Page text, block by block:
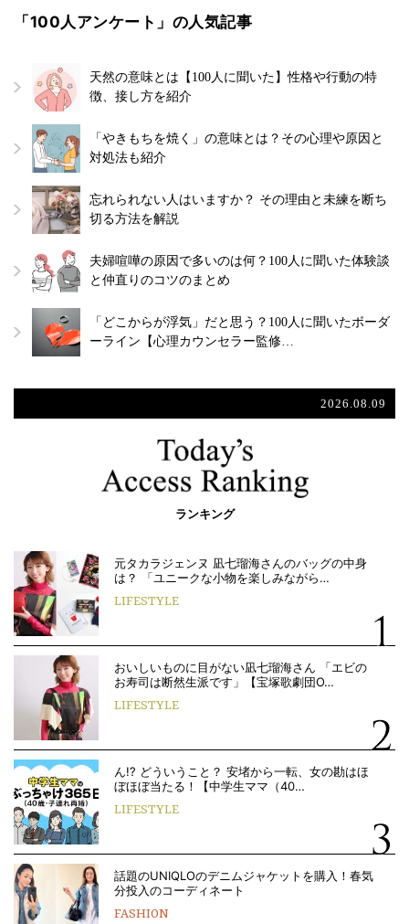
「100人アンケート」の人気記事
天然の意味とは【100人に聞いた】性格や行動の特
徴、接し方を紹介
「やきもちを焼く」の意味とは？その心理や原因と
対処法も紹介
忘れられない人はいますか？ その理由と未練を断ち
切る方法を解説
夫婦喧嘩の原因で多いのは何？100人に聞いた体験談
と仲直りのコツのまとめ
「どこからが浮気」だと思う？100人に聞いたボーダ
ーライン【心理カウンセラー監修…
2026.08.09
ランキング
元タカラジェンヌ 凪七瑠海さんのバッグの中身
は？ 「ユニークな小物を楽しみながら…
LIFESTYLE
おいしいものに目がない凪七瑠海さん 「エビの
お寿司は断然生派です」【宝塚歌劇団O…
LIFESTYLE
ん!? どういうこと？ 安堵から一転、女の勘はほ
ぼほぼ当たる！【中学生ママ（40…
LIFESTYLE
話題のUNIQLOのデニムジャケットを購入！春気
分投入のコーディネート
FASHION